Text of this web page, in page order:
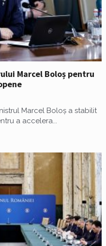
Marcel Boloș pentru
Marcel Boloș a stabilit
a accelera...